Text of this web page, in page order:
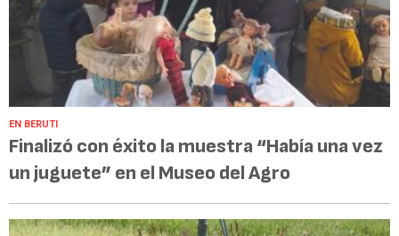
EN BERUTI
Finalizó con éxito la muestra “Había una vez
un juguete” en el Museo del Agro